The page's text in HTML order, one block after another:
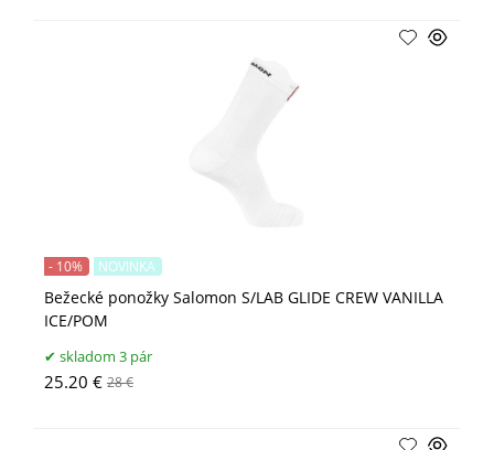
Bežecké ponožky Salomon S/LAB GLIDE CREW VANILLA
ICE/POM
- 10% NOVINKA
skladom 3 pár
25.20 € 28 €